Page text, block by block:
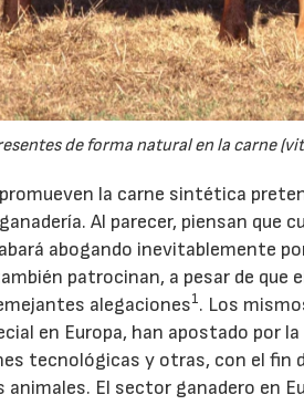
de forma natural en la carne
la carne sintética
Al parecer, piensan que
abogando inevitablemente
patrocinan, a pesar de que
alegaciones1. Los
en Europa, han apostado por
tecnológicas y otras, con el fin
animales. El sector ganadero en